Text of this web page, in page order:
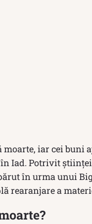
iar cei buni
Iad. Potrivit
în urma unui
rearanjare a